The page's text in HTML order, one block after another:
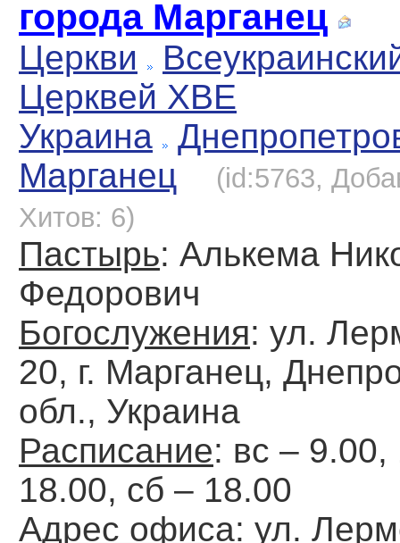
города Марганец
Церкви
Церквей ХВЕ
Украина
Марганец
(id:5763,
Хитов: 6)
Пастырь: Алькема
Федорович
Богослужения: ул.
20, г. Марганец,
обл., Украина
Расписание: вс – 9.00,
18.00, сб – 18.00
Адрес офиса: ул.